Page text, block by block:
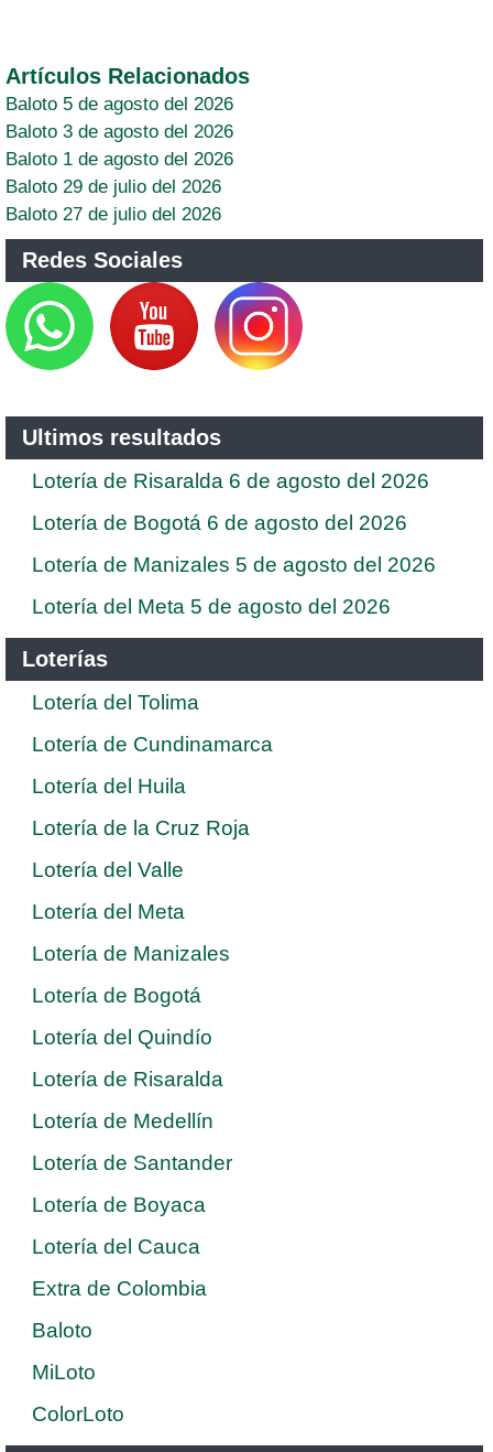
Artículos Relacionados
Baloto 5 de agosto del 2026
Baloto 3 de agosto del 2026
Baloto 1 de agosto del 2026
Baloto 29 de julio del 2026
Baloto 27 de julio del 2026
Redes Sociales
Ultimos resultados
Lotería de Risaralda 6 de agosto del 2026
Lotería de Bogotá 6 de agosto del 2026
Lotería de Manizales 5 de agosto del 2026
Lotería del Meta 5 de agosto del 2026
Loterías
Lotería del Tolima
Lotería de Cundinamarca
Lotería del Huila
Lotería de la Cruz Roja
Lotería del Valle
Lotería del Meta
Lotería de Manizales
Lotería de Bogotá
Lotería del Quindío
Lotería de Risaralda
Lotería de Medellín
Lotería de Santander
Lotería de Boyaca
Lotería del Cauca
Extra de Colombia
Baloto
MiLoto
ColorLoto